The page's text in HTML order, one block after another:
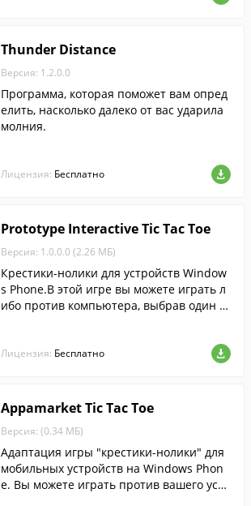
Thunder Distance
Версия: 1.2.0.0
Программа, которая поможет вам опред
елить, насколько далеко от вас ударила
молния.
Лицензия: Бесплатно
Prototype Interactive Tic Tac Toe
Версия: 1.0.0.0 (2.26 МБ)
Крестики-нолики для устройств Window
s Phone.В этой игре вы можете играть л
ибо против компьютера, выбрав один и
Лицензия: Бесплатно
Appamarket Tic Tac Toe
Версия: (0.34 МБ)
Адаптация игры "крестики-нолики" для
мобильных устройств на Windows Phon
e. Вы можете играть против вашего устр